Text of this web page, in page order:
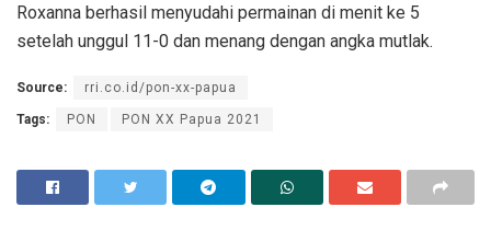
Roxanna berhasil menyudahi permainan di menit ke 5
setelah unggul 11-0 dan menang dengan angka mutlak.
Source: rri.co.id/pon-xx-papua
Tags: PON PON XX Papua 2021